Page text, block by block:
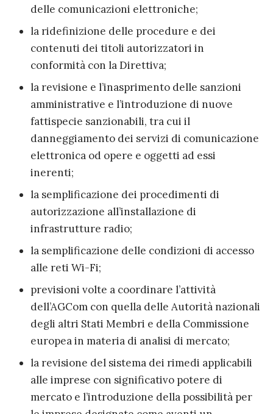
delle comunicazioni elettroniche;
la ridefinizione delle procedure e dei
contenuti dei titoli autorizzatori in
conformità con la Direttiva;
la revisione e l’inasprimento delle sanzioni
amministrative e l’introduzione di nuove
fattispecie sanzionabili, tra cui il
danneggiamento dei servizi di comunicazione
elettronica od opere e oggetti ad essi
inerenti;
la semplificazione dei procedimenti di
autorizzazione all’installazione di
infrastrutture radio;
la semplificazione delle condizioni di accesso
alle reti Wi-Fi;
previsioni volte a coordinare l’attività
dell’AGCom con quella delle Autorità nazionali
degli altri Stati Membri e della Commissione
europea in materia di analisi di mercato;
la revisione del sistema dei rimedi applicabili
alle imprese con significativo potere di
mercato e l’introduzione della possibilità per